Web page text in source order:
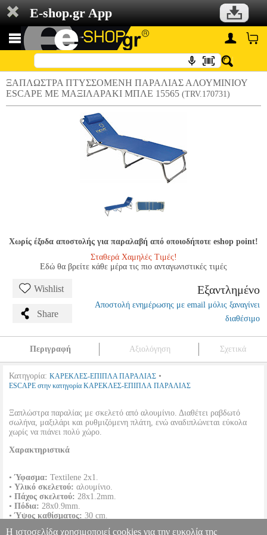
E-shop.gr App
ΞΑΠΛΩΣΤΡΑ ΠΤΥΣΣΟΜΕΝΗ ΠΑΡΑΛΙΑΣ ΑΛΟΥΜΙΝΙΟΥ
ESCAPE ΜΕ ΜΑΞΙΛΑΡΑΚΙ ΜΠΛΕ 15565 (TRV.170731)
Χωρίς έξοδα αποστολής για παραλαβή από οποιοδήποτε eshop point!
Σταθερά Χαμηλές Τιμές!
Εδώ θα βρείτε κάθε μέρα τις πιο ανταγωνιστικές τιμές
Wishlist
Share
Εξαντλημένο
Αποστολή ενημέρωσης με email μόλις ξαναγίνει
διαθέσιμο
Περιγραφή Αξιολόγηση Σχετικά
Κατηγορία: ΚΑΡΕΚΛΕΣ-ΕΠΙΠΛΑ ΠΑΡΑΛΙΑΣ •
ESCAPE στην κατηγορία ΚΑΡΕΚΛΕΣ-ΕΠΙΠΛΑ ΠΑΡΑΛΙΑΣ
Ξαπλώστρα παραλίας με σκελετό από αλουμίνιο. Διαθέτει ραβδωτό
σωλήνα, μαξιλάρι και ρυθμιζόμενη πλάτη, ενώ αναδιπλώνεται εύκολα
χωρίς να πιάνει πολύ χώρο.
Χαρακτηριστικά
•Ύφασμα: Textilene 2x1.
• Υλικό σκελετού: αλουμίνιο.
• Πάχος σκελετού: 28x1.2mm.
• Πόδια: 28x0.9mm.
•Ύψος καθίσματος: 30 cm.
Η ιστοσελίδα χρησιμοποιεί cookies για την ευκολία της